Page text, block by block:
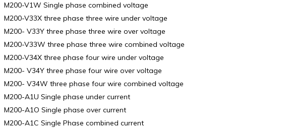
M200-V1W Single phase combined voltage
M200-V33X three phase three wire under voltage
M200- V33Y three phase three wire over voltage
M200-V33W three phase three wire combined voltage
M200-V34X three phase four wire under voltage
M200- V34Y three phase four wire over voltage
M200- V34W three phase four wire combined voltage
M200-A1U Single phase under current
M200-A1O Single phase over current
M200-A1C Single Phase combined current